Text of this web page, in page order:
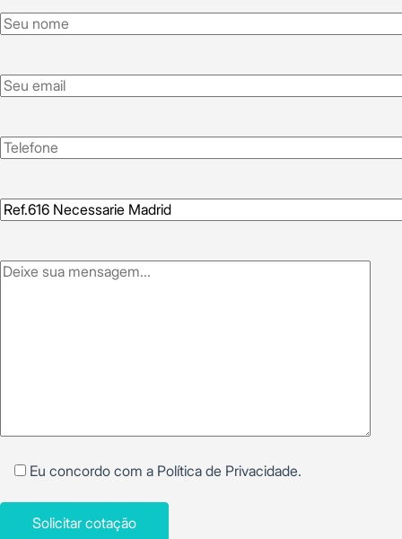
Eu concordo com a Política de Privacidade.